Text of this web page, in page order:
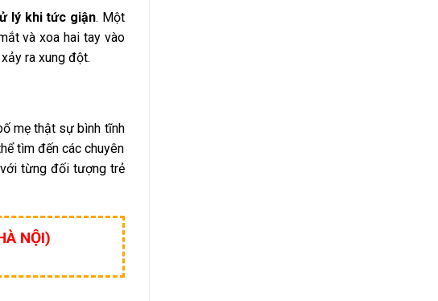
lý khi tức giận. Một
và xoa hai tay vào
ra xung đột.
mẹ thật sự bình tĩnh
tìm đến các chuyên
từng đối tượng trẻ
NỘI)